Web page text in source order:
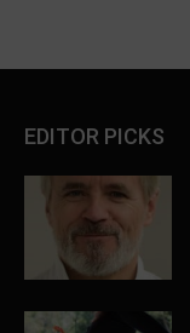
EDITOR PICKS